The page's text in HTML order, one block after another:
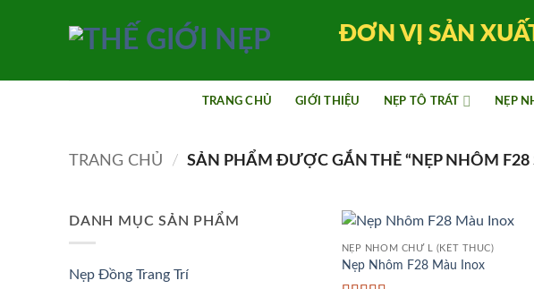
ĐƠN VỊ SẢN
TRANG CHỦ GIỚI THIỆU NẸP TÔ TRÁT NẸP
TRANG CHỦ / SẢN PHẨM ĐƯỢC GẮN THẺ “NẸP NHÔM F28
DANH MỤC SẢN PHẨM
Nẹp Đồng Trang Trí
NẸP NHÔM CHỮ L (KẾT THÚC)
Nẹp Nhôm F28 Màu Inox